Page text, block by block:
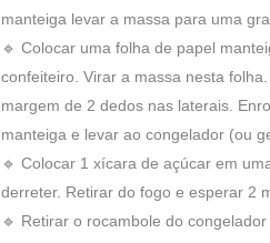
manteiga levar a massa para uma
🔹 Colocar uma folha de papel
confeiteiro. Virar a massa nesta
margem de 2 dedos nas laterais.
manteiga e levar ao congelador (ou
🔹 Colocar 1 xícara de açúcar em
derreter. Retirar do fogo e esperar 2
🔹 Retirar o rocambole do